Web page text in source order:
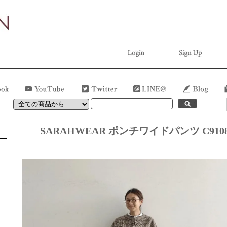
SARAHWEAR ポンチワイドパンツ